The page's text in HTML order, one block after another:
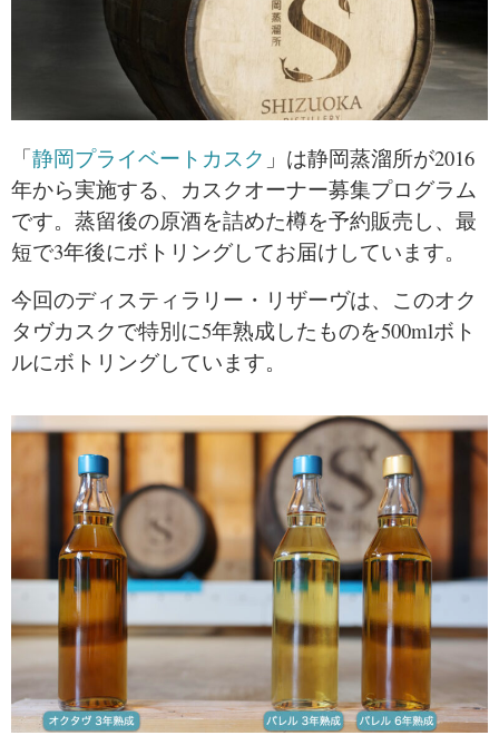
「静岡プライベートカスク 」は静岡蒸溜所が2016
年から実施する、カスクオーナー募集プログラム
です。蒸留後の原酒を詰めた樽を予約販売し、最
短で3年後にボトリングしてお届けしています。
今回のディスティラリー・リザーヴは、このオク
タヴカスクで特別に5年熟成したものを500mlボト
ルにボトリングしています。